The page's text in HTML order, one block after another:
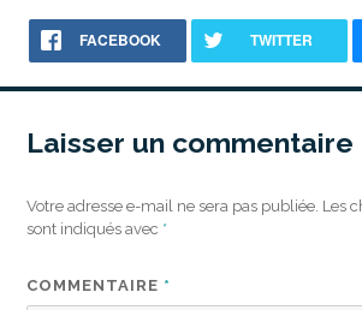
FACEBOOK TWITTER
Laisser un commentaire
Votre adresse e-mail ne sera pas publiée. Les
sont indiqués avec *
COMMENTAIRE *